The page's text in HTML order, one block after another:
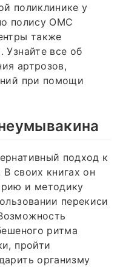
поликлинике у
полису ОМС
также
Узнайте все об
артрозов,
при помощи
подход к
своих книгах он
и методику
перекиси
ритма
пройти
организму